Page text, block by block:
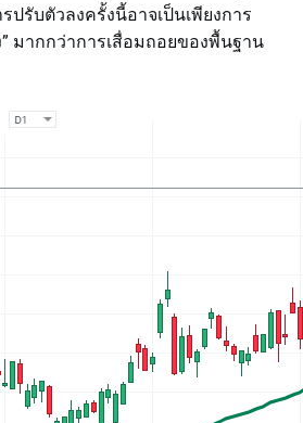
ปรับตัวลงครั้งนี้อาจเป็นเพียงการ
มากกว่าการเสื่อมถอยของพื้นฐาน